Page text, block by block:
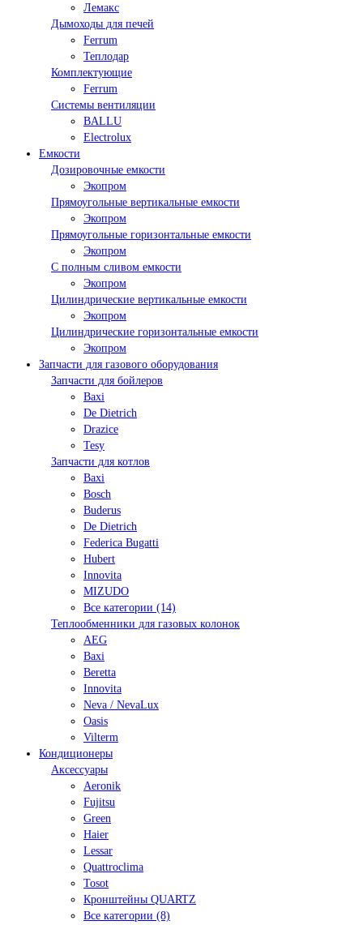
Лемакс
Дымоходы для печей
Ferrum
Теплодар
Комплектующие
Ferrum
Системы вентиляции
BALLU
Electrolux
Емкости
Дозировочные емкости
Экопром
Прямоугольные вертикальные емкости
Экопром
Прямоугольные горизонтальные емкости
Экопром
С полным сливом емкости
Экопром
Цилиндрические вертикальные емкости
Экопром
Цилиндрические горизонтальные емкости
Экопром
Запчасти для газового оборудования
Запчасти для бойлеров
Baxi
De Dietrich
Drazice
Tesy
Запчасти для котлов
Baxi
Bosch
Buderus
De Dietrich
Federica Bugatti
Hubert
Innovita
MIZUDO
Все категории (14)
Теплообменники для газовых колонок
AEG
Baxi
Beretta
Innovita
Neva / NevaLux
Oasis
Vilterm
Кондиционеры
Аксессуары
Aeronik
Fujitsu
Green
Haier
Lessar
Quattroclima
Tosot
Кронштейны QUARTZ
Все категории (8)